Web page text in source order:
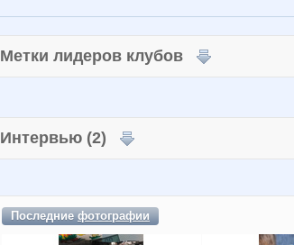
Метки лидеров клубов
Интервью (2)
Последниефотографии